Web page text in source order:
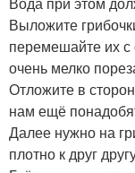
Выложите
перемешайте их
очень мелко
Отложите в
нам ещё
Далее нужно на
плотно к друг